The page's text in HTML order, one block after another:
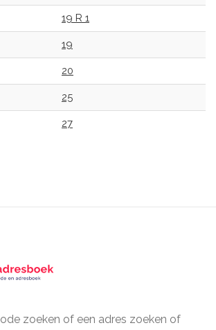
19 R 1
19
20
25
27
zoeken of een adres zoeken of